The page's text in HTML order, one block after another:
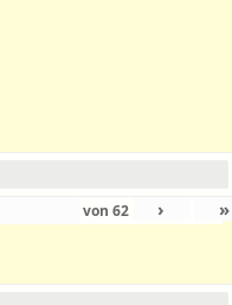
von 62 › »